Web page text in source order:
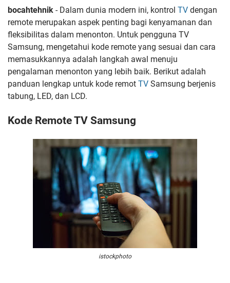
bocahtehnik - Dalam dunia modern ini, kontrol TV dengan
remote merupakan aspek penting bagi kenyamanan dan
fleksibilitas dalam menonton. Untuk pengguna TV
Samsung, mengetahui kode remote yang sesuai dan cara
memasukkannya adalah langkah awal menuju
pengalaman menonton yang lebih baik. Berikut adalah
panduan lengkap untuk kode remot TV Samsung berjenis
tabung, LED, dan LCD.
Kode Remote TV Samsung
istockphoto